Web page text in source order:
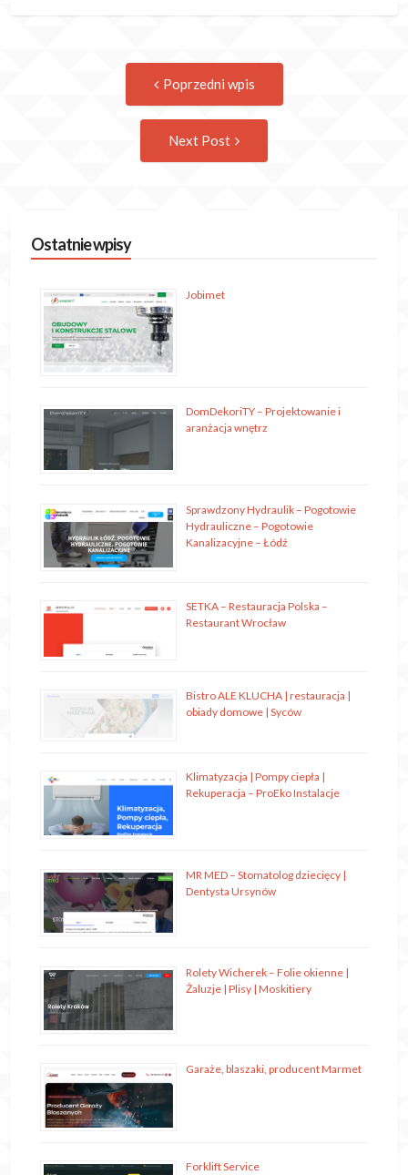
navigation
Poprzedni wpis
Next Post
Ostatnie wpisy
Jobimet
DomDekoriTY – Projektowanie i
aranżacja wnętrz
Sprawdzony Hydraulik – Pogotowie
Hydrauliczne – Pogotowie
Kanalizacyjne – Łódź
SETKA – Restauracja Polska –
Restaurant Wrocław
Bistro ALE KLUCHA | restauracja |
obiady domowe | Syców
Klimatyzacja | Pompy ciepła |
Rekuperacja – ProEko Instalacje
MR MED – Stomatolog dziecięcy |
Dentysta Ursynów
Rolety Wicherek – Folie okienne |
Żaluzje | Plisy | Moskitiery
Garaże, blaszaki, producent Marmet
Forklift Service